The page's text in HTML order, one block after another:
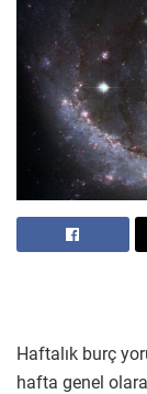
Haftalık burç
hafta genel